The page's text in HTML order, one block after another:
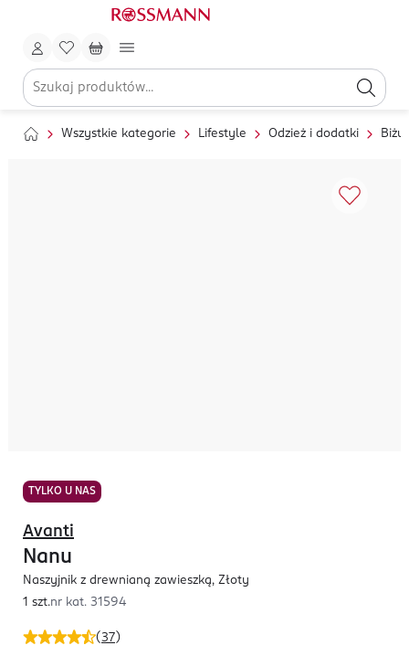
Wszystkie kategorie Lifestyle Odzież i dodatki
TYLKO U NAS
(37)
Avanti
Nanu
Naszyjnik z drewnianą zawieszką, Złoty
1 szt.nr kat. 31594